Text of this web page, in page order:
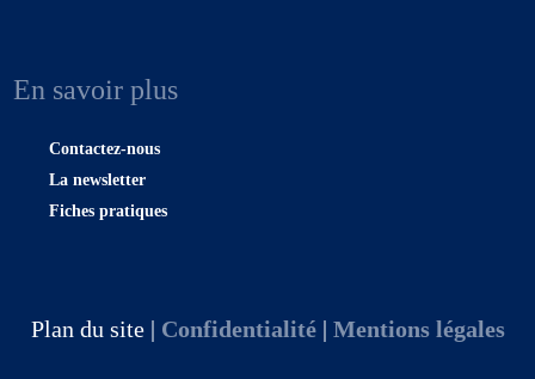
En savoir plus
Contactez-nous
La newsletter
Fiches pratiques
Plan du site | Confidentialité| Mentions légales